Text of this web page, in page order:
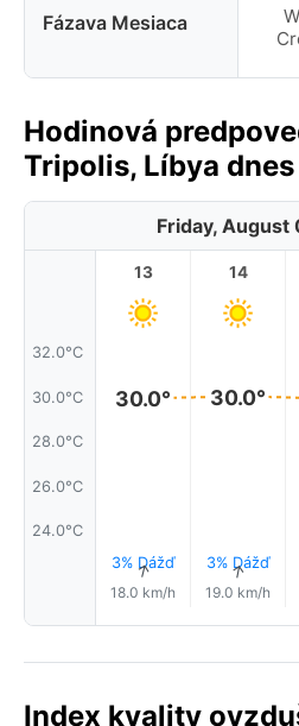
Fázava Mesiaca
Hodinová
Tripolis, Líbya dnes
Friday, August
32.0°C
30.0°C
28.0°C
26.0°C
24.0°C
13
30.0°
3% Dážď
↑
18.0 km/h
14
30.0°
3% Dážď
↑
19.0 km/h
Index kvality